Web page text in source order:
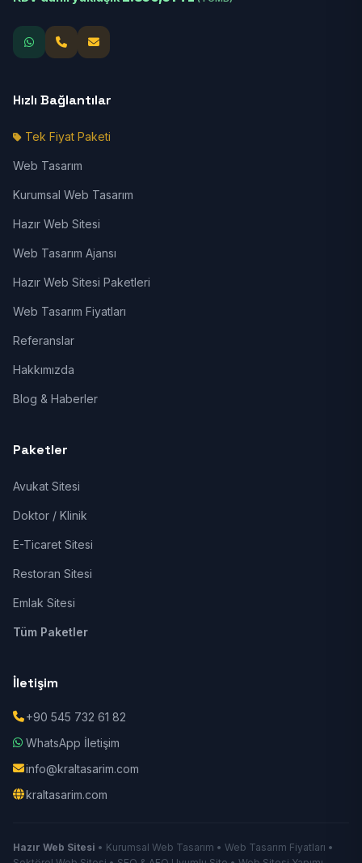
Hızlı Bağlantılar
Tek Fiyat Paketi
Web Tasarım
Kurumsal Web Tasarım
Hazır Web Sitesi
Web Tasarım Ajansı
Hazır Web Sitesi Paketleri
Web Tasarım Fiyatları
Referanslar
Hakkımızda
Blog & Haberler
Paketler
Avukat Sitesi
Doktor / Klinik
E-Ticaret Sitesi
Restoran Sitesi
Emlak Sitesi
Tüm Paketler
İletişim
+90 545 732 61 82
WhatsApp İletişim
info@kraltasarim.com
kraltasarim.com
Hazır Web Sitesi • Kurumsal Web Tasarım • Web Tasarım Fiyatları •